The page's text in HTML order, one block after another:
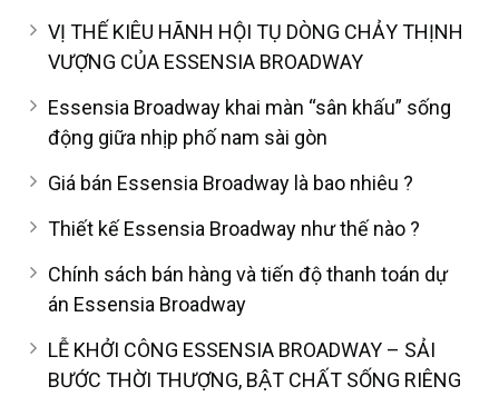
VỊ THẾ KIÊU HÃNH HỘI TỤ DÒNG CHẢY THỊNH
VƯỢNG CỦA ESSENSIA BROADWAY
Essensia Broadway khai màn “sân khấu” sống
động giữa nhịp phố nam sài gòn
Giá bán Essensia Broadway là bao nhiêu ?
Thiết kế Essensia Broadway như thế nào ?
Chính sách bán hàng và tiến độ thanh toán dự
án Essensia Broadway
LỄ KHỞI CÔNG ESSENSIA BROADWAY – SẢI
BƯỚC THỜI THƯỢNG, BẬT CHẤT SỐNG RIÊNG